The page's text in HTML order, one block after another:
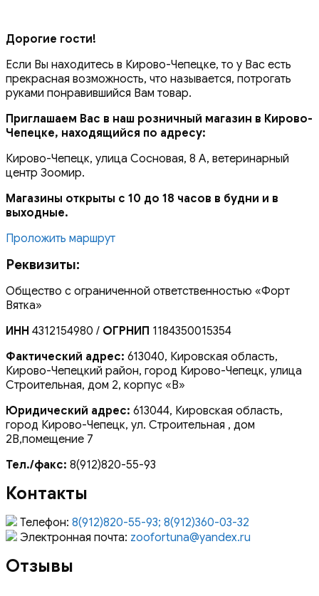
Дорогие гости!
Если Вы находитесь в Кирово-Чепецке, то у Вас есть
прекрасная возможность, что называется, потрогать
руками понравившийся Вам товар.
Приглашаем Вас в наш розничный магазин в Кирово-
Чепецке, находящийся по адресу:
Кирово-Чепецк, улица Сосновая, 8 А, ветеринарный
центр Зоомир.
Магазины открыты с 10 до 18 часов в будни и в
выходные.
Проложить маршрут
Реквизиты:
Общество с ограниченной ответственностью «Форт
Вятка»
ИНН 4312154980 / ОГРНИП 1184350015354
Фактический адрес: 613040, Кировская область,
Кирово-Чепецкий район, город Кирово-Чепецк, улица
Строительная, дом 2, корпус «В»
Юридический адрес: 613044, Кировская область,
город Кирово-Чепецк, ул. Строительная , дом
2В,помещение 7
Тел./факс: 8(912)820-55-93
Контакты
Телефон: 8(912)820-55-93; 8(912)360-03-32
Электронная почта: zoofortuna@yandex.ru
Отзывы